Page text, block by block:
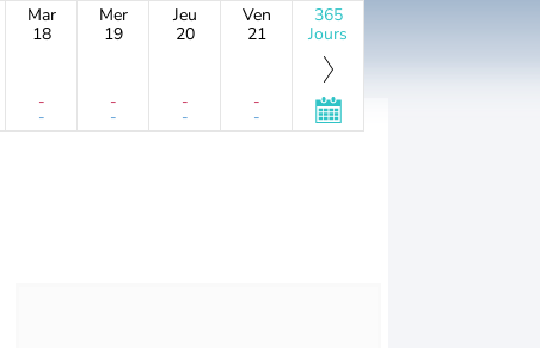
Mar
18
-
-
Mer
19
-
-
Jeu
20
-
-
Ven
21
-
-
365
Jours